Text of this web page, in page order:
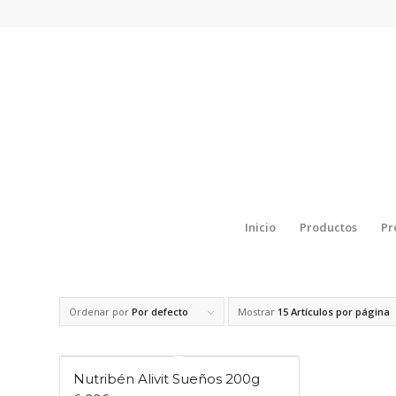
Inicio Productos
Ordenar por Por defecto Mostrar 15 Artículos por página
Nutribén Alivit Sueños 200g